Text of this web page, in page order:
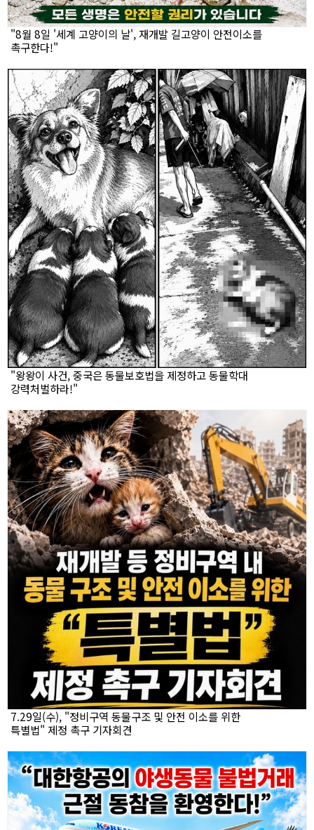
"8월 8일 '세계 고양이의 날', 재개발 길고양이 안전이소를
촉구한다!"
"왕왕이 사건, 중국은 동물보호법을 제정하고 동물학대
강력처벌하라!"
7.29일(수), "정비구역 동물구조 및 안전 이소를 위한
특별법" 제정 촉구 기자회견